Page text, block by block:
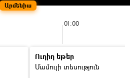
Արմենիա
01:00
Ուղիղ եթեր
Մամուլի տեսություն